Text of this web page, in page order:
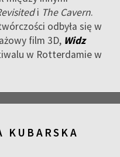
i The Cavern.
odbyła się w
film 3D, Widz
w Rotterdamie w
KUBARSKA